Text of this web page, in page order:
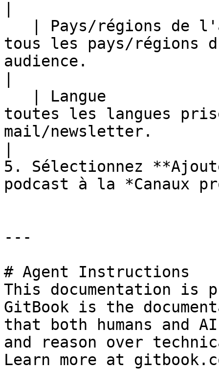
tous les pays/régions
audience.
toutes les langues
mail/newsletter.
5. Sélectionnez
podcast à la *Canaux
---
# Agent Instructions
This documentation is
GitBook is the
that both humans and
and reason over
Learn more at